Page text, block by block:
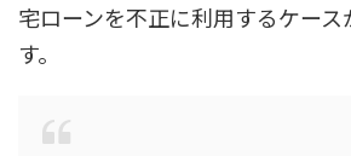
宅ローンを不正に利用するケース
す。